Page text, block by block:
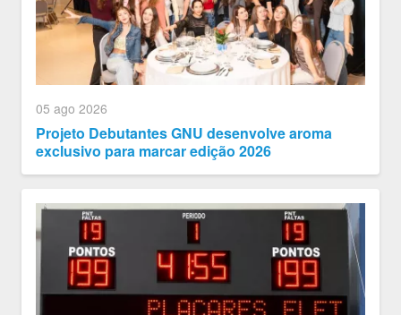
05 ago 2026
Projeto Debutantes GNU desenvolve aroma
exclusivo para marcar edição 2026